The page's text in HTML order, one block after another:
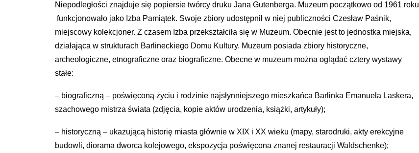
Niepodległości znajduje się popiersie twórcy druku Jana Gutenberga. Muzeum początkowo od 1961 roku
funkcjonowało jako Izba Pamiątek. Swoje zbiory udostępnił w niej publiczności Czesław Paśnik,
miejscowy kolekcjoner. Z czasem Izba przekształciła się w Muzeum. Obecnie jest to jednostka miejska,
działająca w strukturach Barlineckiego Domu Kultury. Muzeum posiada zbiory historyczne,
archeologiczne, etnograficzne oraz biograficzne. Obecne w muzeum można oglądać cztery wystawy
stałe:
– biograficzną – poświęconą życiu i rodzinie najsłynniejszego mieszkańca Barlinka Emanuela Laskera,
szachowego mistrza świata (zdjęcia, kopie aktów urodzenia, książki, artykuły);
– historyczną – ukazującą historię miasta głównie w XIX i XX wieku (mapy, starodruki, akty erekcyjne
budowli, diorama dworca kolejowego, ekspozycja poświęcona znanej restauracji Waldschenke);